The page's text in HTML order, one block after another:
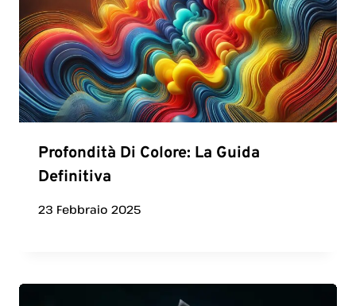
Profondità Di Colore: La Guida
Definitiva
23 Febbraio 2025